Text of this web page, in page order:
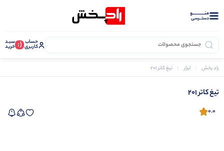
منــــــــــــو
دستــرسی
حساب
کاربری (: سبـد
خرید
راد پخش ابزار تیغ کاتر 201
تیغ کاتر 201
0.0